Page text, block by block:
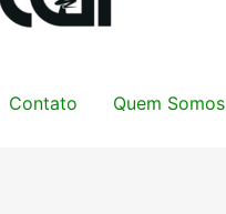
Contato Quem Somos